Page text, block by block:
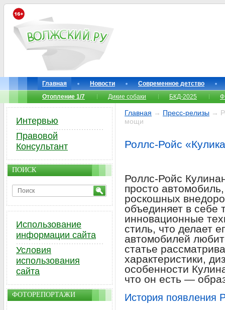
Главная Новости
Современное детство
Отопление 1/7
Дикие собаки БКД-2025
Главная → Пресс-релизы →
мощи
Роллс-Ройс
Роллс-Ройс
просто
роскошных
объединяет в себе
инновационные
стиль, что делает
автомобилей
статье
характеристики,
особенности
что он есть —
История появления
Интервью
Правовой
Консультант
ПОИСК
Использование
информации сайта
Условия
использования
сайта
ФОТОРЕПОРТАЖИ